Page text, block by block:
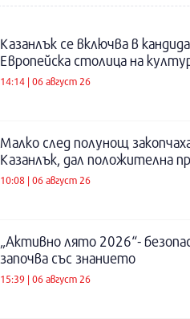
Казанлък се включва в
Европейска столица на
14:14 | 06 август 26
Малко след полунощ
Казанлък, дал положителна
10:08 | 06 август 26
„Активно лято 2026“-
започва със знанието
15:39 | 06 август 26